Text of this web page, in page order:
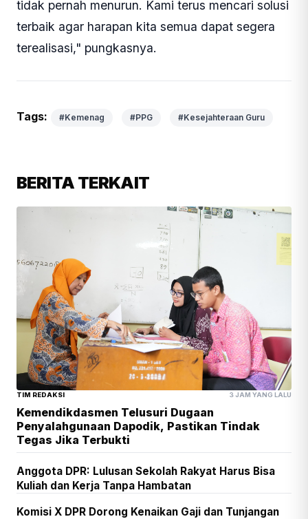
tidak pernah menurun. Kami terus mencari solusi
terbaik agar harapan kita semua dapat segera
terealisasi," pungkasnya.
Tags: #Kemenag #PPG #Kesejahteraan Guru
BERITA TERKAIT
TIM REDAKSI 3 JAM YANG LALU
Kemendikdasmen Telusuri Dugaan
Penyalahgunaan Dapodik, Pastikan Tindak
Tegas Jika Terbukti
Anggota DPR: Lulusan Sekolah Rakyat Harus Bisa
Kuliah dan Kerja Tanpa Hambatan
Komisi X DPR Dorong Kenaikan Gaji dan Tunjangan